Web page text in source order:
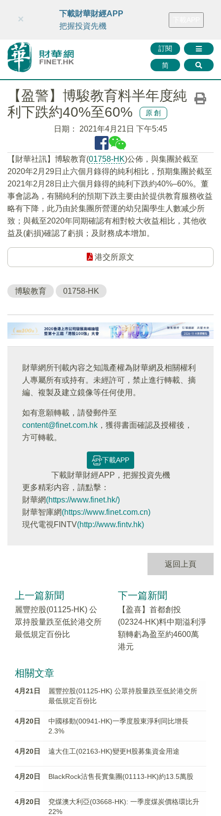
財華智庫網 FINTV FINMETA 財華證券 媒體矩陣
訂閱
简
×
下載財華財經APP
把握投資先機
【盈警】博駿教育料半年度純
利下跌約40%至60%
原創
日期： 2021年4月21日 下午5:45
【財華社訊】博駿教育(01758-HK)公佈，與集團於截至
2020年2月29日止六個月錄得的純利相比，預期集團於截至
2021年2月28日止六個月錄得的純利下跌約40%–60%。董
事會認為，有關純利的預期下跌主要由於提供教育服務收益
略有下降，此乃由於集團所營運的幼兒園學生人數减少所
致；與截至2020年同期確認有相對較大收益相比，其他收
益及(虧損)確認了虧損；及財務成本增加。
港交所原文
博駿教育 01758-HK
財華網所刊載內容之知識產權為財華網及相關權利
人專屬所有或持有。未經許可，禁止進行轉載、摘
編、複製及建立鏡像等任何使用。
如有意願轉載，請發郵件至
content@finet.com.hk ，獲得書面確認及授權後，
方可轉載。
下載APP
下載財華財經APP，把握投資先機
更多精彩内容，請點擊：
財華網(https://www.finet.hk/)
財華智庫網(https://www.finet.com.cn)
現代電視FINTV(http://www.fintv.hk)
返回上頁
上一篇新聞
麗豐控股(01125-HK) 公
眾持股量跌至低於港交所
最低規定百份比
下一篇新聞
【盈喜】首都創投
(02324-HK)料中期溢利淨
額轉虧為盈至約4600萬
港元
相關文章
4月21日
麗豐控股(01125-HK) 公眾持股量跌至低於港交所
最低規定百份比
4月20日
中國移動(00941-HK)一季度股東淨利同比增長
2.3%
4月20日 遠大住工(02163-HK)變更H股募集資金用途
4月20日 BlackRock沽售長實集團(01113-HK)約13.5萬股
4月20日
兗煤澳大利亞(03668-HK): 一季度煤炭價格環比升
22%